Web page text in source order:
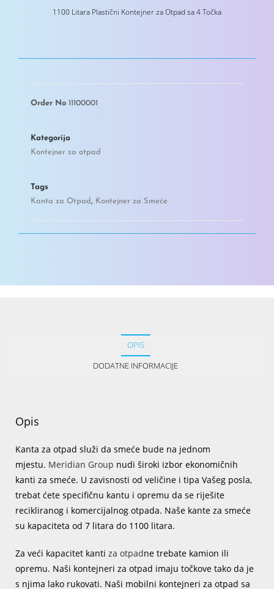
1100 Litara Plastični Kontejner za Otpad sa 4 Točka
Order No 11100001
Kategorija
Kontejner za otpad
Tags
Kanta za Otpad, Kontejner za Smeće
OPIS
DODATNE INFORMACIJE
Opis
Kanta za otpad služi da smeće bude na jednom
mjestu. Meridian Group nudi široki izbor ekonomičnih
kanti za smeće. U zavisnosti od veličine i tipa Vašeg posla,
trebat ćete specifičnu kantu i opremu da se riješite
recikliranog i komercijalnog otpada. Naše kante za smeće
su kapaciteta od 7 litara do 1100 litara.
Za veći kapacitet kanti za otpadne trebate kamion ili
opremu. Naši kontejneri za otpad imaju točkove tako da je
s njima lako rukovati. Naši mobilni kontejneri za otpad sa